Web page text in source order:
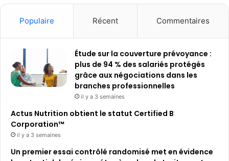
Populaire Récent Commentaires
Étude sur la couverture prévoyance :
plus de 94 % des salariés protégés
grâce aux négociations dans les
branches professionnelles
il y a 3 semaines
Actus Nutrition obtient le statut Certified B
Corporation™
il y a 3 semaines
Un premier essai contrôlé randomisé met en évidence